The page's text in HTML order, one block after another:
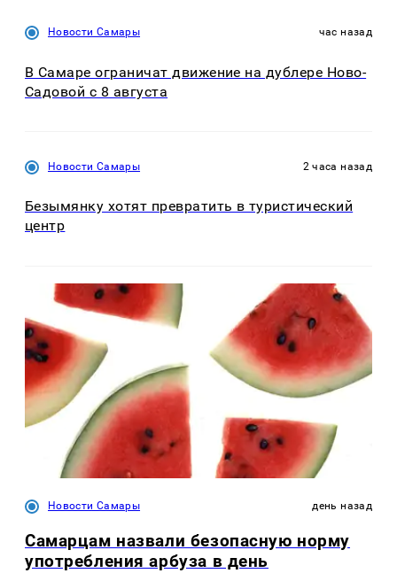
Новости Самары час назад
В Самаре ограничат движение на дублере Ново-
Садовой с 8 августа
Новости Самары 2 часа назад
Безымянку хотят превратить в туристический
центр
Новости Самары день назад
Самарцам назвали безопасную норму
употребления арбуза в день